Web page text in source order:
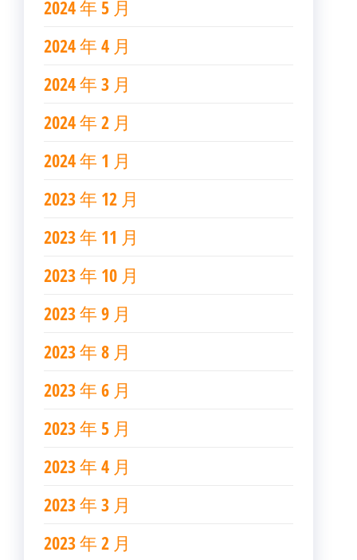
2024 年 5 月
2024 年 4 月
2024 年 3 月
2024 年 2 月
2024 年 1 月
2023 年 12 月
2023 年 11 月
2023 年 10 月
2023 年 9 月
2023 年 8 月
2023 年 6 月
2023 年 5 月
2023 年 4 月
2023 年 3 月
2023 年 2 月